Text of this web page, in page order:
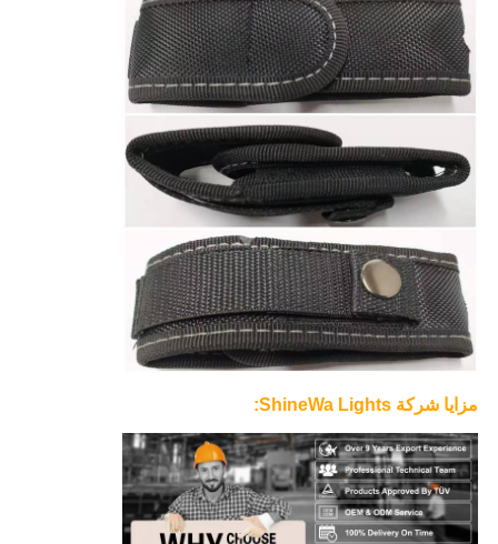
مزايا شركة ShineWa Lights: